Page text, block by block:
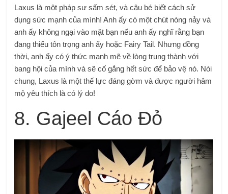
Laxus là một pháp sư sấm sét, và cậu bé biết cách sử
dụng sức mạnh của mình! Anh ấy có một chút nóng nảy và
anh ấy không ngại vào mặt bạn nếu anh ấy nghĩ rằng bạn
đang thiếu tôn trọng anh ấy hoặc Fairy Tail. Nhưng đồng
thời, anh ấy có ý thức mạnh mẽ về lòng trung thành với
bang hội của mình và sẽ cố gắng hết sức để bảo vệ nó. Nói
chung, Laxus là một thế lực đáng gờm và được người hâm
mộ yêu thích là có lý do!
8. Gajeel Cáo Đỏ